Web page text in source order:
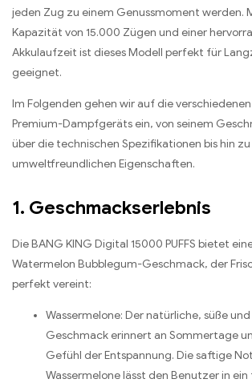
jeden Zug zu einem Genussmoment werden.
Kapazität von 15.000 Zügen und einer
Akkulaufzeit ist dieses Modell perfekt für
geeignet.
Im Folgenden gehen wir auf die
Premium-Dampfgeräts ein, von seinem
über die technischen Spezifikationen bis hin zu
umweltfreundlichen Eigenschaften.
1. Geschmackserlebnis
Die BANG KING Digital 15000 PUFFS bietet
Watermelon Bubblegum-Geschmack, der
perfekt vereint:
Wassermelone: Der natürliche, süße
Geschmack erinnert an Sommertage
Gefühl der Entspannung. Die saftige
Wassermelone lässt den Benutzer in